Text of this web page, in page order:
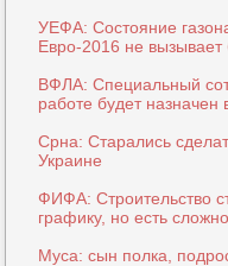
УЕФА: Состояние
Евро-2016 не вызывает
ВФЛА: Специальный
работе будет
Срна: Старались
Украине
ФИФА: Строительство
графику, но есть
Муса: сын полка,